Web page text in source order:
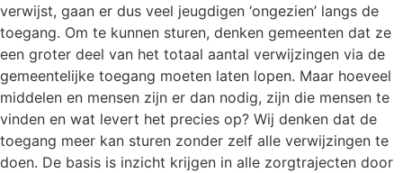
verwijst, gaan er dus veel jeugdigen ‘ongezien’ langs de
toegang. Om te kunnen sturen, denken gemeenten dat ze
een groter deel van het totaal aantal verwijzingen via de
gemeentelijke toegang moeten laten lopen. Maar hoeveel
middelen en mensen zijn er dan nodig, zijn die mensen te
vinden en wat levert het precies op? Wij denken dat de
toegang meer kan sturen zonder zelf alle verwijzingen te
doen. De basis is inzicht krijgen in alle zorgtrajecten door